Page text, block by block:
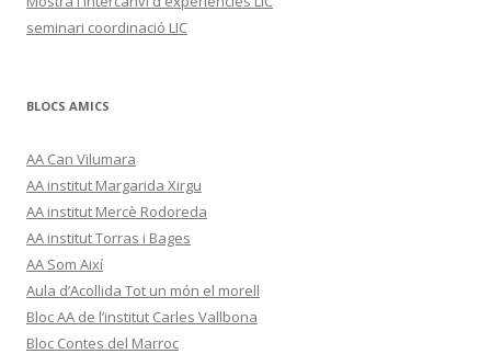
seminari coordinació LIC
BLOCS AMICS
AA Can Vilumara
AA institut Margarida Xirgu
AA institut Mercè Rodoreda
AA institut Torras i Bages
AA Som Així
Aula d’Acollida Tot un món el morell
Bloc AA de l’institut Carles Vallbona
Bloc Contes del Marroc